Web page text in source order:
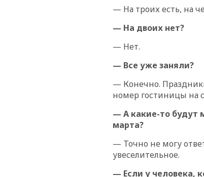
— На троих есть, на
— На двоих нет?
— Нет.
— Все уже заняли?
— Конечно.
номер гостиницы на
— А какие-то будут
марта?
— Точно не могу
увеселительное.
— Если у человека,